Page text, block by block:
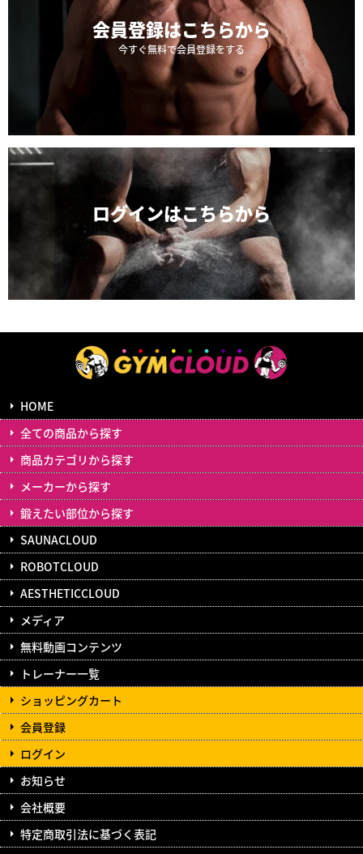
会員登録はこちらから
今すぐ無料で会員登録をする
ログインはこちらから
HOME
全ての商品から探す
商品カテゴリから探す
メーカーから探す
鍛えたい部位から探す
SAUNACLOUD
ROBOTCLOUD
AESTHETICCLOUD
メディア
無料動画コンテンツ
トレーナー一覧
ショッピングカート
会員登録
ログイン
お知らせ
会社概要
特定商取引法に基づく表記